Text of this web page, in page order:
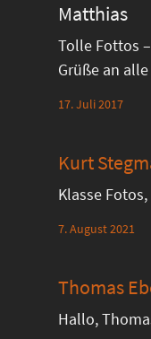
Matthias
Tolle Fottos
Grüße an
17. Juli 2017
Kurt
Klasse
7. August 2021
Thomas
Hallo,